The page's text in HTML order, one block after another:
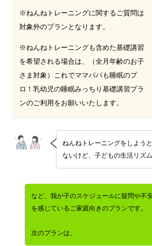
※ねんねトレーニングに関するご質問は
対象外のプランとなります。
※ねんねトレーニングも含めた基礎講習
を希望される場合は、（全月年齢のお子
さま対象）これでママパパも睡眠のプ
ロ！乳幼児の睡眠みっちり基礎講習プラ
ンのご利用をお願いいたします。
ねんねトレーニングをしよう
ないけど、子どもの生活リズ
など、我が子のスケジュールに疑問や不
を感じているご家庭向きのプランです。
次のプランは、